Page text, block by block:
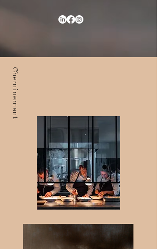
Cheminement